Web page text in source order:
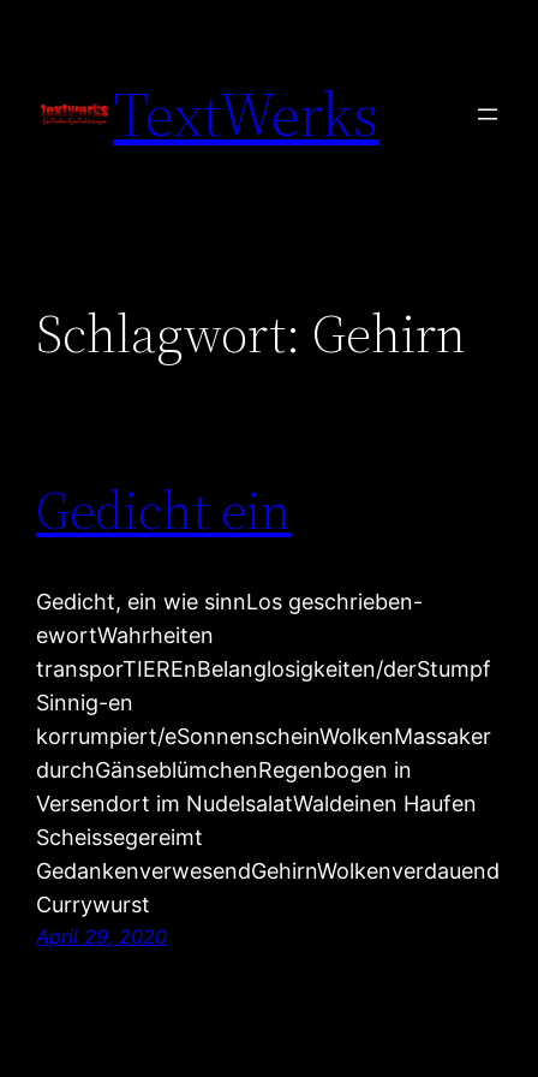
TextWerks
Schlagwort: Gehirn
Gedicht ein
Gedicht, ein wie sinnLos geschrieben-
ewortWahrheiten
transporTIEREnBelanglosigkeiten/derStumpf
Sinnig-en
korrumpiert/eSonnenscheinWolkenMassaker
durchGänseblümchenRegenbogen in
Versendort im NudelsalatWaldeinen Haufen
Scheissegereimt
GedankenverwesendGehirnWolkenverdauend
Currywurst
April 29, 2020